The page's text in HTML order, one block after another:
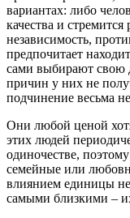
вариантах: либо
качества и
независимость,
предпочитает
сами выбирают свою
причин у них не
подчинение весьма
Они любой ценой
этих людей
одиночестве,
семейные или
влиянием единицы не
самыми близкими –